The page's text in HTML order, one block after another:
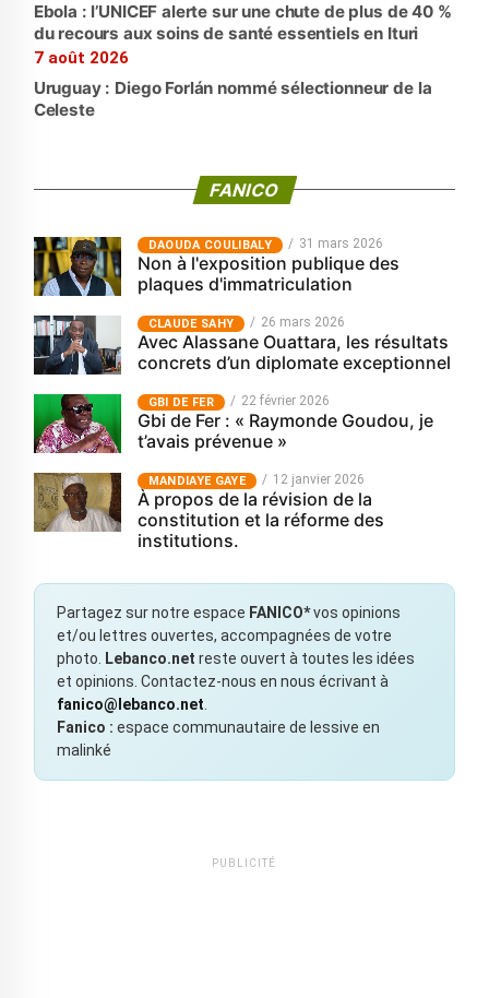
Ebola : l’UNICEF alerte sur une chute de plus de 40 %
du recours aux soins de santé essentiels en Ituri
7 août 2026
Uruguay : Diego Forlán nommé sélectionneur de la
Celeste
FANICO
‎DAOUDA COULIBALY 31 mars 2026
Non à l'exposition publique des
plaques d'immatriculation
CLAUDE SAHY 26 mars 2026
Avec Alassane Ouattara, les résultats
concrets d’un diplomate exceptionnel
GBI DE FER 22 février 2026
Gbi de Fer : « Raymonde Goudou, je
t’avais prévenue »
MANDIAYE GAYE 12 janvier 2026
À propos de la révision de la
constitution et la réforme des
institutions.
Partagez sur notre espace FANICO*vos opinions
et/ou lettres ouvertes, accompagnées de votre
photo.
Lebanco.net reste ouvert à toutes les idées
et opinions. Contactez-nous en nous écrivant à
fanico@lebanco.net
Fanico : espace communautaire de lessive en
malinké
PUBLICITÉ